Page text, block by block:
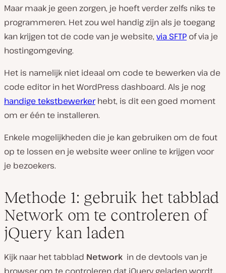
Maar maak je geen zorgen, je hoeft verder zelfs niks te
programmeren. Het zou wel handig zijn als je toegang
kan krijgen tot de code van je website, via SFTP of via je
hostingomgeving.
Het is namelijk niet ideaal om code te bewerken via de
code editor in het WordPress dashboard. Als je nog
handige tekstbewerkerhebt, is dit een goed moment
om er één te installeren.
Enkele mogelijkheden die je kan gebruiken om de fout
op te lossen en je website weer online te krijgen voor
je bezoekers.
Methode 1: gebruik het tabblad
Network om te controleren of
jQuery kan laden
Kijk naar het tabblad Network in de devtools van je
browser om te controleren dat jQuery geladen wordt.